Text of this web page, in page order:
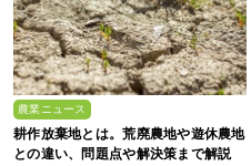
農業ニュース
耕作放棄地とは。荒廃農地や遊休農地
との違い、問題点や解決策まで解説